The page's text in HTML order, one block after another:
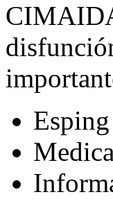
Esping